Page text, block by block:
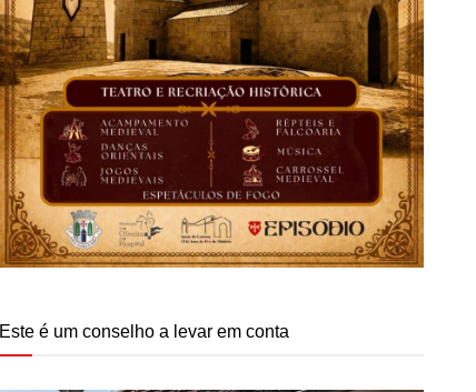
Este é um conselho a levar em conta